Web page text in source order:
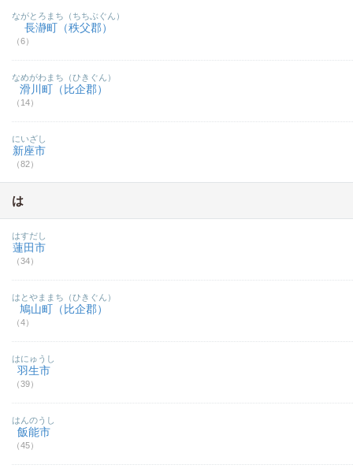
長瀞町（秩父郡）
（6）
ながとろまち（ちちぶぐん）
滑川町（比企郡）
（14）
なめがわまち（ひきぐん）
新座市
（82）
にいざし
は
蓮田市
（34）
はすだし
鳩山町（比企郡）
（4）
はとやままち（ひきぐん）
羽生市
（39）
はにゅうし
飯能市
（45）
はんのうし